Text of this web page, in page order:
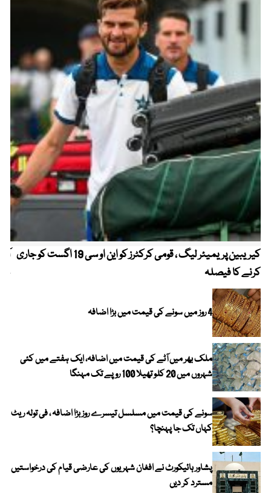
کیریبین پریمیئر لیگ ، قومی کرکٹرز کو این او سی 19 اگست کو جاری
کرنے کا فیصلہ
4 روز میں سونے کی قیمت میں بڑا اضافہ
ملک بھر میں آٹے کی قیمت میں اضافہ، ایک ہفتے میں کئی
شہروں میں 20 کلو تھیلا 100 روپے تک مہنگا
سونے کی قیمت میں مسلسل تیسرے روز بڑا اضافہ ، فی تولہ ریٹ
کہاں تک جا پہنچا؟
پشاور ہائیکورٹ نے افغان شہریوں کی عارضی قیام کی درخواستیں
مسترد کر دیں